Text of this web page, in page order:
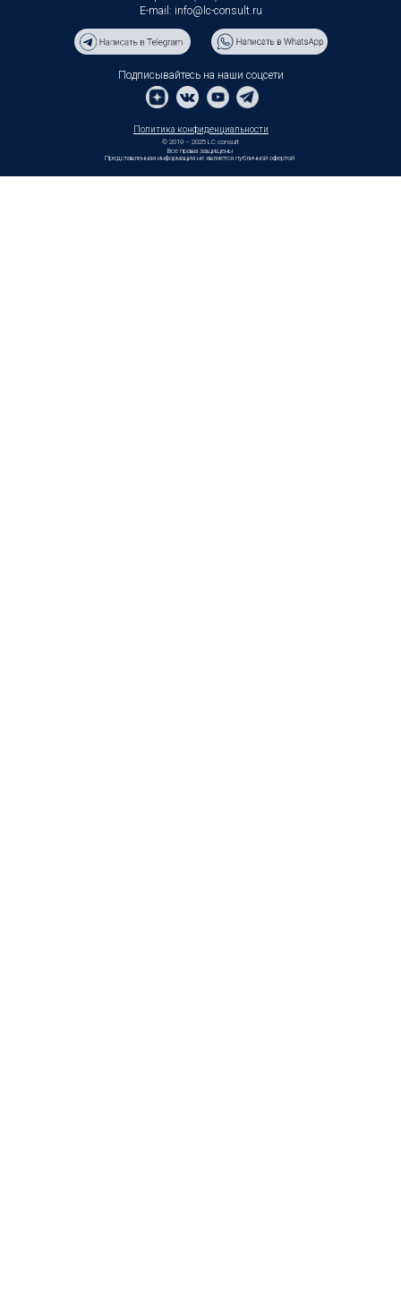
Подписывайтесь на наши соцсети
Все права защищены
Представленная информация не является публичной офертой
Политика конфиденциальности
© 2019 – 2025 LC consult
E-mail: info@lc-consult.ru